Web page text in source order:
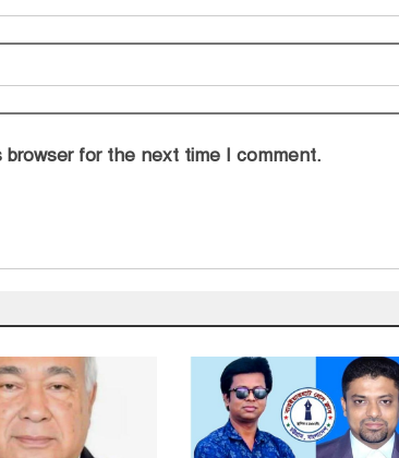
for the next time I comment.